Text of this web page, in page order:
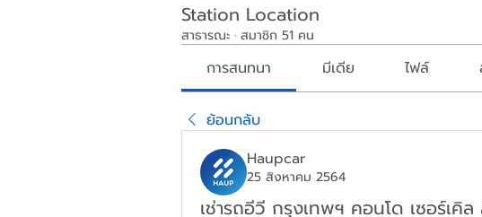
Station Location
สาธารณะ · สมาชิก 51 คน
การสนทนา มีเดีย ไฟล์
ย้อนกลับ
Haupcar
25 สิงหาคม 2564
เช่ารถอีวี กรุงเทพฯ คอนโด เซอร์เคิ